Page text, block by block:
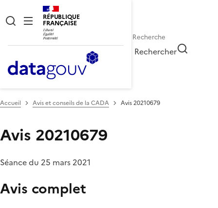
RÉPUBLIQUE
FRANÇAISE
Rechercher
Accueil Avis et conseils de la CADA Avis 20210679
Avis 20210679
Séance du 25 mars 2021
Avis complet